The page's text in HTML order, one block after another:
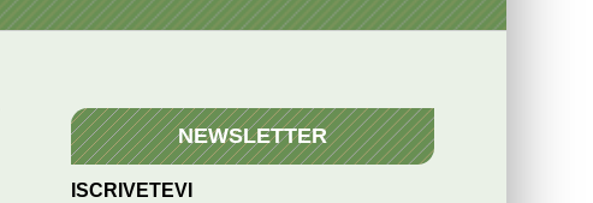
NEWSLETTER
ISCRIVETEVI